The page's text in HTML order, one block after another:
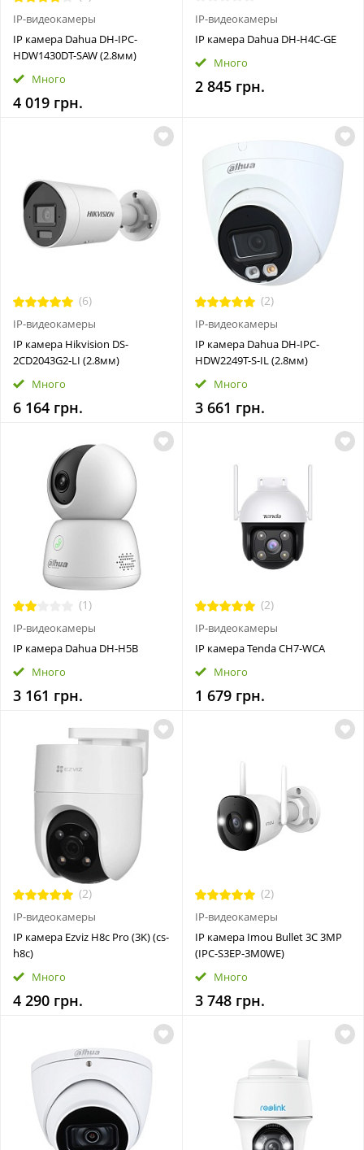
IP-видеокамеры
IP камера Dahua DH-IPC-
HDW1430DT-SAW (2.8мм)
Много
4 019 грн.
IP-видеокамеры
IP камера Dahua DH-H4C-GE
Много
2 845 грн.
(6)
IP-видеокамеры
IP камера Hikvision DS-
2CD2043G2-LI (2.8мм)
Много
6 164 грн.
(2)
IP-видеокамеры
IP камера Dahua DH-IPC-
HDW2249T-S-IL (2.8мм)
Много
3 661 грн.
(1)
IP-видеокамеры
IP камера Dahua DH-H5B
Много
3 161 грн.
(2)
IP-видеокамеры
IP камера Tenda CH7-WCA
Много
1 679 грн.
(2)
IP-видеокамеры
IP камера Ezviz H8c Pro (3K) (cs-
h8c)
Много
4 290 грн.
(2)
IP-видеокамеры
IP камера Imou Bullet 3C 3MP
(IPC-S3EP-3M0WE)
Много
3 748 грн.